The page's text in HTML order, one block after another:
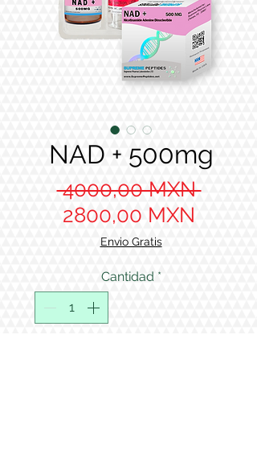
NAD + 500mg
4000,00 MXN Precio
2800,00 MXN
Envio Gratis
Cantidad *